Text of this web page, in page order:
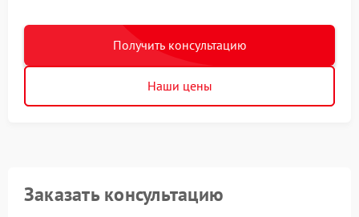
Получить консультацию
Наши цены
Заказать консультацию